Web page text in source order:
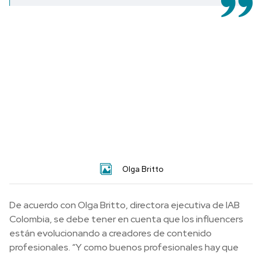
Olga Britto
De acuerdo con Olga Britto, directora ejecutiva de IAB
Colombia, se debe tener en cuenta que los influencers
están evolucionando a creadores de contenido
profesionales. “Y como buenos profesionales hay que